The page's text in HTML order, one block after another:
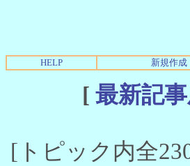
HELP 新規作成
[ 最新記
[トピック内全